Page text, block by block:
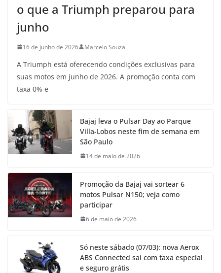
o que a Triumph preparou para
junho
16 de junho de 2026 Marcelo Souza
A Triumph está oferecendo condições exclusivas para
suas motos em junho de 2026. A promoção conta com
taxa 0% e
Bajaj leva o Pulsar Day ao Parque
Villa-Lobos neste fim de semana em
São Paulo
14 de maio de 2026
Promoção da Bajaj vai sortear 6
motos Pulsar N150; veja como
participar
6 de maio de 2026
Só neste sábado (07/03): nova Aerox
ABS Connected sai com taxa especial
e seguro grátis